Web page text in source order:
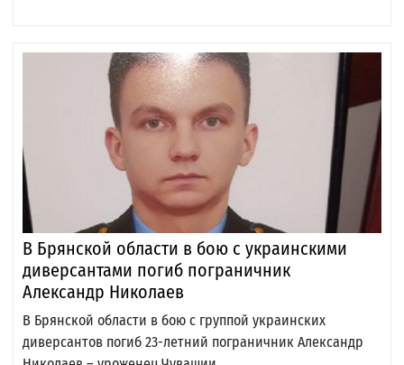
В Брянской области в бою с украинскими
диверсантами погиб пограничник
Александр Николаев
В Брянской области в бою с группой украинских
диверсантов погиб 23-летний пограничник Александр